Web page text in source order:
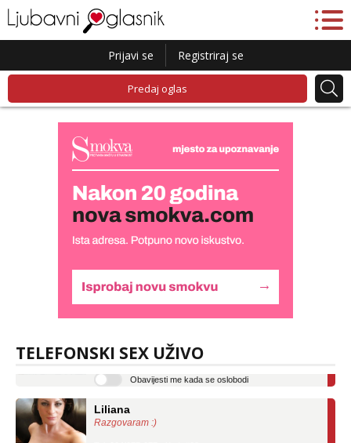
Prijavi se Registriraj se
Predaj oglas
TELEFONSKI SEX UŽIVO
Lucija
Razgovaram :)
tel:0,93€ - mob:1,12€ min
Razgovaram :)